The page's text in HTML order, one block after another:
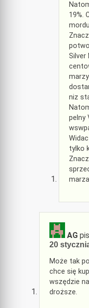
19%.
Silver
niz
pelny
tylko
AG
20
Może tak
chce się
wszędzie
droższe.